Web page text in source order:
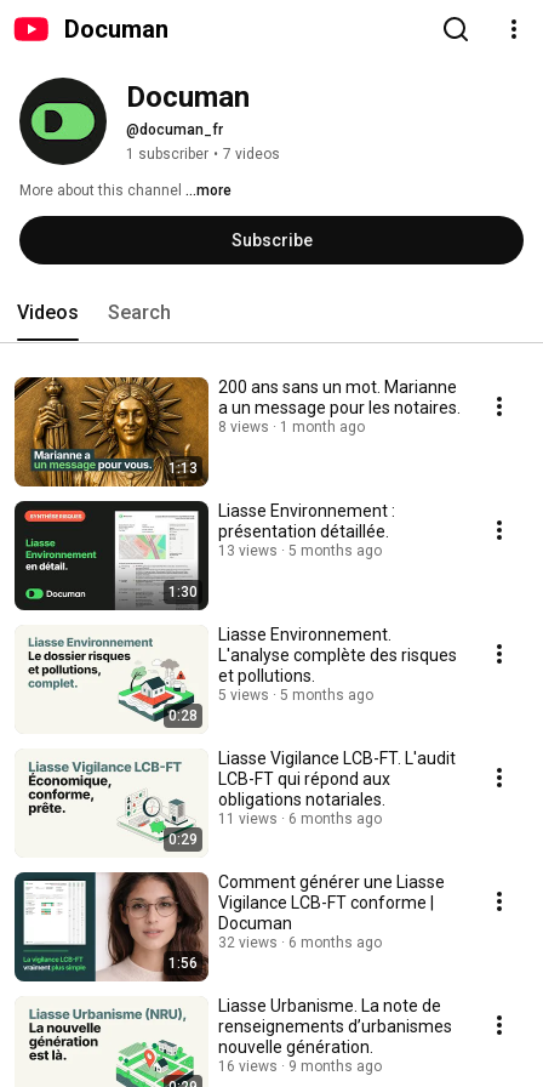
Documan
Documan
@documan_fr
1 subscriber • 7 videos
More about this channel ...more
Subscribe
Videos Search
1:13
200 ans sans un mot. Marianne
a un message pour les notaires.
8 views 1 month ago
1:30
Liasse Environnement :
présentation détaillée.
13 views 5 months ago
0:28
Liasse Environnement.
L'analyse complète des risques
et pollutions.
5 views 5 months ago
0:29
Liasse Vigilance LCB-FT. L'audit
LCB-FT qui répond aux
obligations notariales.
11 views 6 months ago
1:56
Comment générer une Liasse
Vigilance LCB-FT conforme |
Documan
32 views 6 months ago
Liasse Urbanisme. La note de
renseignements d’urbanismes
nouvelle génération.
16 views 9 months ago